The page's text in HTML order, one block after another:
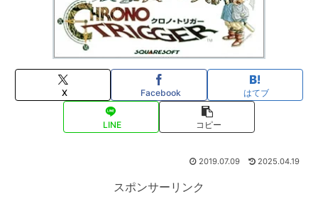
X Facebook はてブ
LINE コピー
2019.07.09 2025.04.19
スポンサーリンク